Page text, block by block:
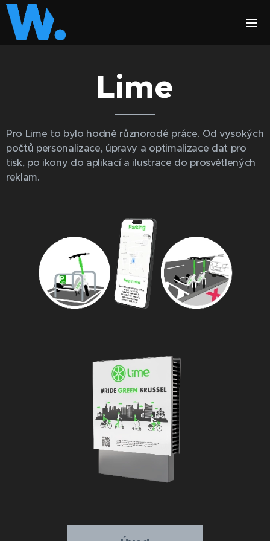
Lime
Pro Lime to bylo hodně různorodé práce. Od vysokých
počtů personalizace, úpravy a optimalizace dat pro
tisk, po ikony do aplikací a ilustrace do prosvětlených
reklam.